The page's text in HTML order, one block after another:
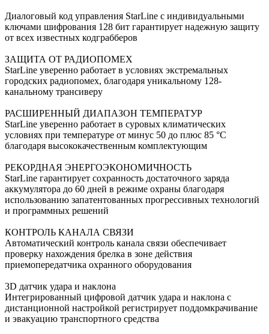
Диалоговый код управления StarLine c индивидуальными
ключами шифрования 128 бит гарантирует надежную защиту
от всех известных кодграбберов
ЗАЩИТА ОТ РАДИОПОМЕХ
StarLine уверенно работает в условиях экстремальных
городских радиопомех, благодаря уникальному 128-
канальному трансиверу
РАСШИРЕННЫЙ ДИАПАЗОН ТЕМПЕРАТУР
StarLine уверенно работает в суровых климатических
условиях при температуре от минус 50 до плюс 85 °С
благодаря высококачественным комплектующим
РЕКОРДНАЯ ЭНЕРГОЭКОНОМИЧНОСТЬ
StarLine гарантирует сохранность достаточного заряда
аккумулятора до 60 дней в режиме охраны благодаря
использованию запатентованных прогрессивных технологий
и программных решений
КОНТРОЛЬ КАНАЛА СВЯЗИ
Автоматический контроль канала связи обеспечивает
проверку нахождения брелка в зоне действия
приемопередатчика охранного оборудования
3D датчик удара и наклона
Интегрированный цифровой датчик удара и наклона с
дистанционной настройкой регистрирует поддомкрачивание
и эвакуацию транспортного средства